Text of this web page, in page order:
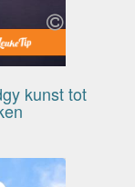
kunst tot